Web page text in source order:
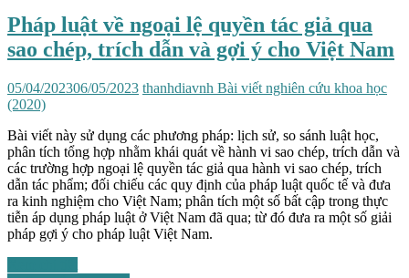
Pháp luật về ngoại lệ quyền tác giả qua
sao chép, trích dẫn và gợi ý cho Việt Nam
05/04/202306/05/2023 thanhdiavnh Bài viết nghiên cứu khoa học
(2020)
Bài viết này sử dụng các phương pháp: lịch sử, so sánh luật học,
phân tích tổng hợp nhằm khái quát về hành vi sao chép, trích dẫn và
các trường hợp ngoại lệ quyền tác giả qua hành vi sao chép, trích
dẫn tác phẩm; đối chiếu các quy định của pháp luật quốc tế và đưa
ra kinh nghiệm cho Việt Nam; phân tích một số bất cập trong thực
tiễn áp dụng pháp luật ở Việt Nam đã qua; từ đó đưa ra một số giải
pháp gợi ý cho pháp luật Việt Nam.